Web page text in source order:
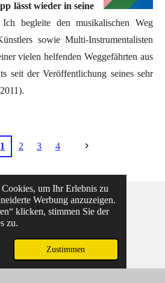
um Ihr Erlebnis zu
Werbung anzuzeigen.
klicken, stimmen Sie der
zu.
Zustimmen
lässt wieder in seine
begleite den musikalischen Weg
sowie Multi-Instrumentalisten
vielen helfenden Weggefährten aus
seit der Veröffentlichung seines sehr
1 2 3 4
Impressum